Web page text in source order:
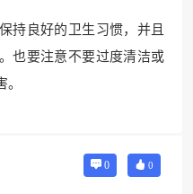
持良好的卫生习惯，并且
也要注意不要过度清洁或
0 0